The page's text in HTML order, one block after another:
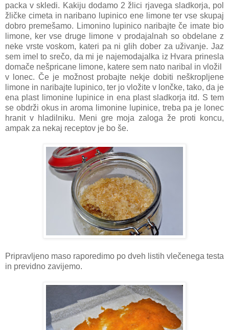
packa v skledi. Kakiju dodamo 2 žlici rjavega sladkorja, pol
žličke cimeta in naribano lupinico ene limone ter vse skupaj
dobro premešamo. Limonino lupinico naribajte če imate bio
limone, ker vse druge limone v prodajalnah so obdelane z
neke vrste voskom, kateri pa ni glih dober za uživanje. Jaz
sem imel to srečo, da mi je najemodajalka iz Hvara prinesla
domače nešpricane limone, katere sem nato naribal in vložil
v lonec. Če je možnost probajte nekje dobiti neškropljene
limone in naribajte lupinico, ter jo vložite v lončke, tako, da je
ena plast limonine lupinice in ena plast sladkorja itd. S tem
se obdrži okus in aroma limonine lupinice, treba pa je lonec
hranit v hladilniku. Meni gre moja zaloga že proti koncu,
ampak za nekaj receptov je bo še.
Pripravljeno maso raporedimo po dveh listih vlečenega testa
in previdno zavijemo.